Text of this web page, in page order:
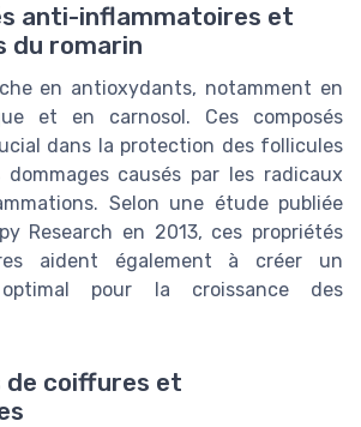
anti-inflammatoires et
du romarin
en antioxydants, notamment en
et en carnosol. Ces composés
dans la protection des follicules
causés par les radicaux
Selon une étude publiée
Research en 2013, ces propriétés
aident également à créer un
optimal pour la croissance des
de coiffures et